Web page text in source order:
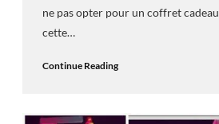
ne pas opter pour un coffret
cette…
Continue Reading